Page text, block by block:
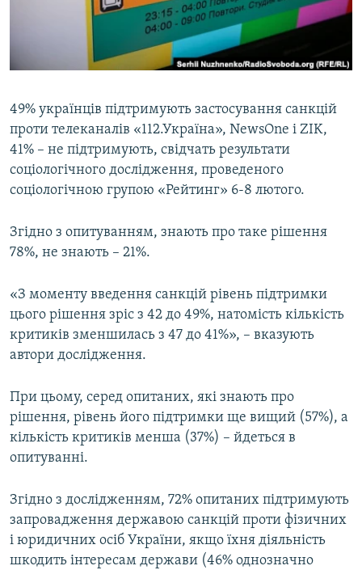
СВІДЧЕННЯ ОКУПАЦІЇ
УКРАЇНСЬКА ПРОБЛЕМА КРИМУ
Усі сайти RFE/RL
49% українців підтримують застосування санкцій
проти телеканалів «112.Україна», NewsOne і ZIK,
41% – не підтримують, свідчать результати
соціологічного дослідження, проведеного
cоціологічною групою «Рейтинг» 6-8 лютого.
Згідно з опитуванням, знають про таке рішення
78%, не знають – 21%.
«З моменту введення санкцій рівень підтримки
цього рішення зріс з 42 до 49%, натомість кількість
критиків зменшилась з 47 до 41%», – вказують
автори дослідження.
При цьому, серед опитаних, які знають про
рішення, рівень його підтримки ще вищий (57%), а
кількість критиків менша (37%) – йдеться в
опитуванні.
Згідно з дослідженням, 72% опитаних підтримують
запровадження державою санкцій проти фізичних
і юридичних осіб України, якщо їхня діяльність
шкодить інтересам держави (46% однозначно